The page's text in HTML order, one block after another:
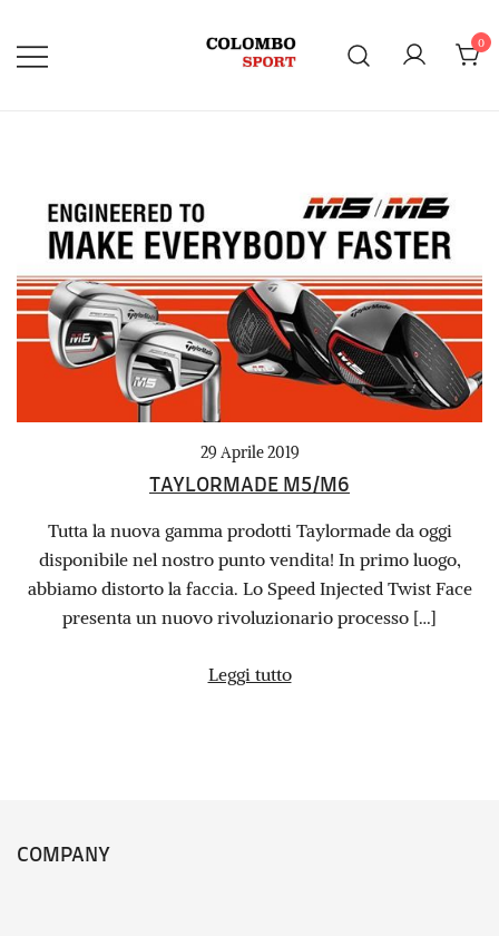
contenuto
0
29 Aprile 2019
TAYLORMADE M5/M6
Tutta la nuova gamma prodotti Taylormade da oggi
disponibile nel nostro punto vendita! In primo luogo,
abbiamo distorto la faccia. Lo Speed ​​Injected Twist Face
presenta un nuovo rivoluzionario processo […]
Leggi tutto
COMPANY